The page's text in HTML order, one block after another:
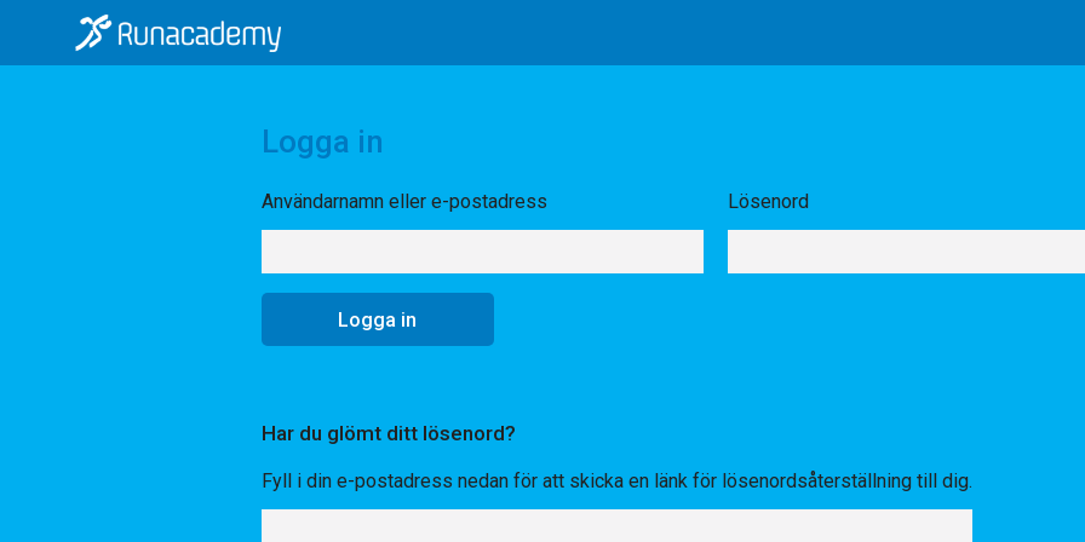
Logga in
Användarnamn eller e-postadress Lösenord
Har du glömt ditt lösenord?
Fyll i din e-postadress nedan för att skicka en länk för lösenordsåterställning till dig.